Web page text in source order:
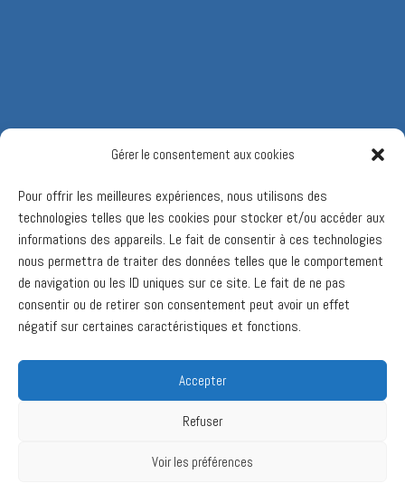
Gérer le consentement aux cookies
Pour offrir les meilleures expériences, nous utilisons des
technologies telles que les cookies pour stocker et/ou accéder aux
informations des appareils. Le fait de consentir à ces technologies
nous permettra de traiter des données telles que le comportement
de navigation ou les ID uniques sur ce site. Le fait de ne pas
consentir ou de retirer son consentement peut avoir un effet
négatif sur certaines caractéristiques et fonctions.
Accepter
Refuser
Voir les préférences